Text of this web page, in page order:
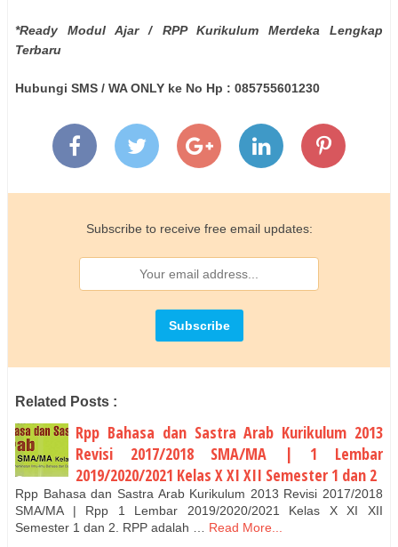
*Ready Modul Ajar / RPP Kurikulum Merdeka Lengkap
Terbaru
Hubungi SMS / WA ONLY ke No Hp : 085755601230
Subscribe to receive free email updates:
Related Posts :
Rpp Bahasa dan Sastra Arab Kurikulum 2013
Revisi 2017/2018 SMA/MA | 1 Lembar
2019/2020/2021 Kelas X XI XII Semester 1 dan 2
Rpp Bahasa dan Sastra Arab Kurikulum 2013 Revisi 2017/2018
SMA/MA | Rpp 1 Lembar 2019/2020/2021 Kelas X XI XII
Semester 1 dan 2. RPP adalah …
Read More...